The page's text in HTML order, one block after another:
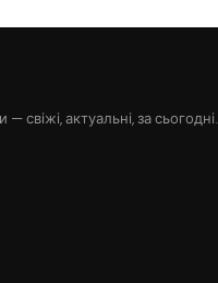
свіжі, актуальні, за сьогодні.